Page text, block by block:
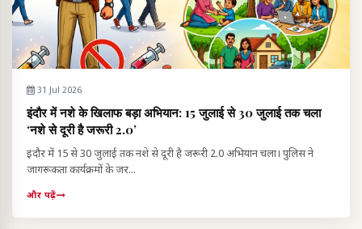
31 Jul 2026
इंदौर में नशे के खिलाफ बड़ा अभियान: 15 जुलाई से 30 जुलाई तक चला
‘नशे से दूरी है जरूरी 2.0’
इंदौर में 15 से 30 जुलाई तक नशे से दूरी है जरूरी 2.0 अभियान चला। पुलिस ने
जागरूकता कार्यक्रमों के जर...
और पढ़ें